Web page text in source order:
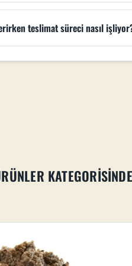
teslimat süreci nasıl